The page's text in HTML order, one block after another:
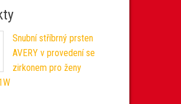
Snubní stříbrný prsten
AVERY v provedení se
zirkonem pro ženy